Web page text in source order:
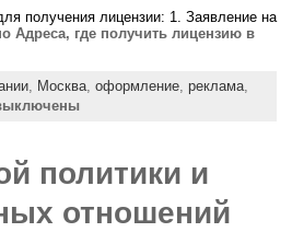
получения лицензии: 1. Заявление на
Адреса, где получить лицензию в
, Москва, оформление, реклама,
политики и
отношений